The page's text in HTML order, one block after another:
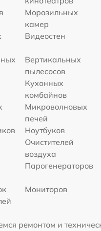
Морозильных
камер
Видеостен
Вертикальных
пылесосов
Кухонных
комбайнов
Микроволновых
печей
Ноутбуков
Очистителей
воздуха
Парогенераторов
Мониторов
ремонтом и